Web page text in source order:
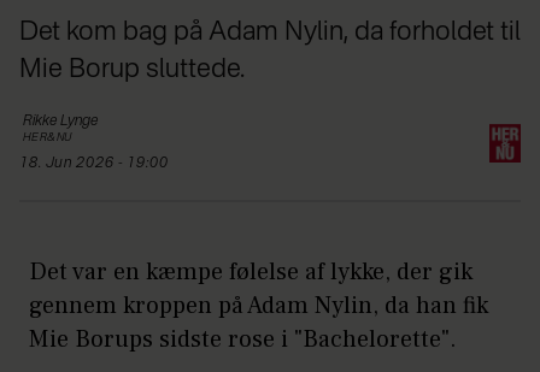
Det kom bag på Adam Nylin, da forholdet til
Mie Borup sluttede.
Rikke Lynge
HER&NU
18. Jun 2026 - 19:00
Det var en kæmpe følelse af lykke, der gik
gennem kroppen på Adam Nylin, da han fik
Mie Borups sidste rose i "Bachelorette".